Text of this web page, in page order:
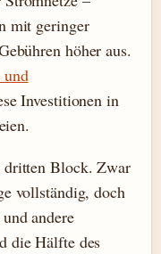
mit geringer
höher aus.
und
Investitionen in
dritten Block. Zwar
vollständig, doch
andere
die Hälfte des